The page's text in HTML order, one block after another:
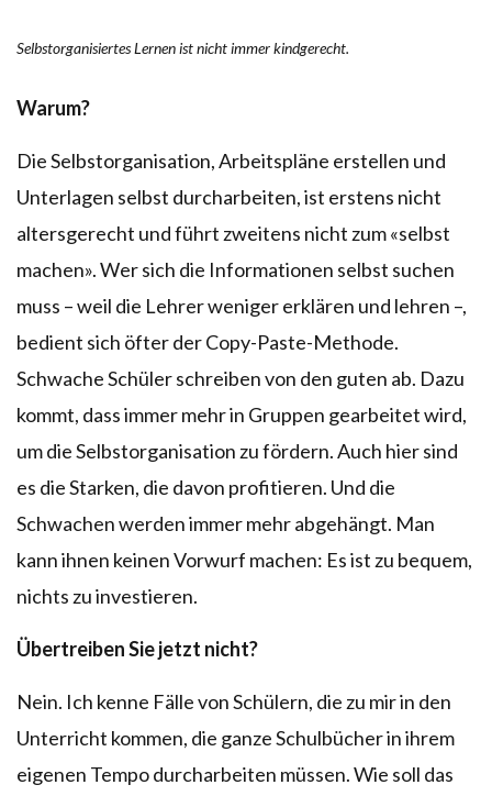
Selbstorganisiertes Lernen ist nicht immer kindgerecht.
Warum?
Die Selbstorganisation, Arbeitspläne erstellen und
Unterlagen selbst durcharbeiten, ist erstens nicht
altersgerecht und führt zweitens nicht zum «selbst
machen». Wer sich die Informationen selbst suchen
muss – weil die Lehrer weniger erklären und lehren –,
bedient sich öfter der Copy-Paste-Methode.
Schwache Schüler schreiben von den guten ab. Dazu
kommt, dass immer mehr in Gruppen gearbeitet wird,
um die Selbstorganisation zu fördern. Auch hier sind
es die Starken, die davon profitieren. Und die
Schwachen werden immer mehr abgehängt. Man
kann ihnen keinen Vorwurf machen: Es ist zu bequem,
nichts zu investieren.
Übertreiben Sie jetzt nicht?
Nein. Ich kenne Fälle von Schülern, die zu mir in den
Unterricht kommen, die ganze Schulbücher in ihrem
eigenen Tempo durcharbeiten müssen. Wie soll das